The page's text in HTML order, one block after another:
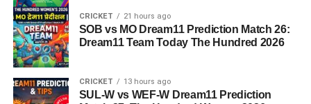
CRICKET 21 hours ago
SOB vs MO Dream11 Prediction Match 26:
Dream11 Team Today The Hundred 2026
CRICKET 13 hours ago
SUL-W vs WEF-W Dream11 Prediction